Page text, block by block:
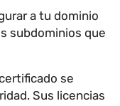
a tu dominio
subdominios que
se
Sus licencias